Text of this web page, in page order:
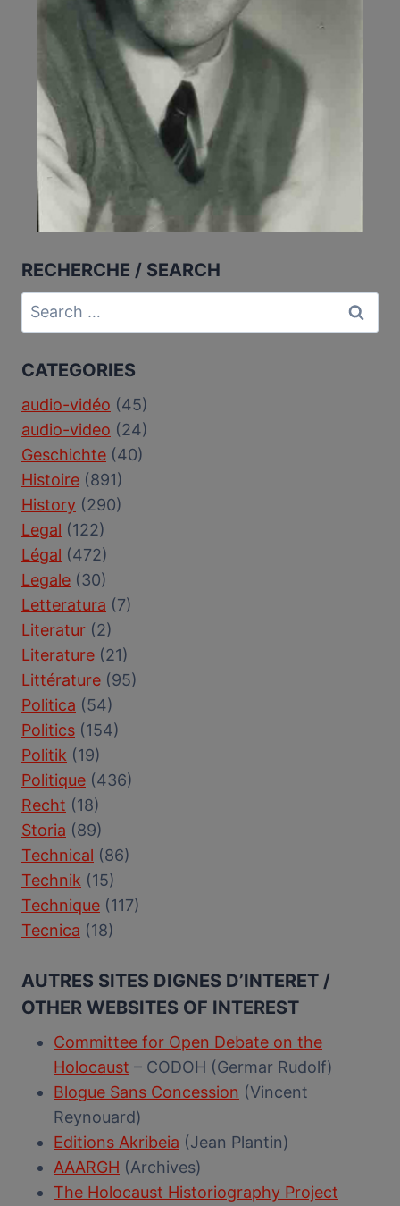
RECHERCHE / SEARCH
Search
for:
CATEGORIES
audio-vidéo (45)
audio-video (24)
Geschichte (40)
Histoire (891)
History (290)
Legal (122)
Légal (472)
Legale (30)
Letteratura (7)
Literatur (2)
Literature (21)
Littérature (95)
Politica (54)
Politics (154)
Politik (19)
Politique (436)
Recht (18)
Storia (89)
Technical (86)
Technik (15)
Technique (117)
Tecnica (18)
AUTRES SITES DIGNES D’INTERET /
OTHER WEBSITES OF INTEREST
Committee for Open Debate on the
Holocaust – CODOH (Germar Rudolf)
Blogue Sans Concession (Vincent
Reynouard)
Editions Akribeia (Jean Plantin)
AAARGH (Archives)
The Holocaust Historiography Project